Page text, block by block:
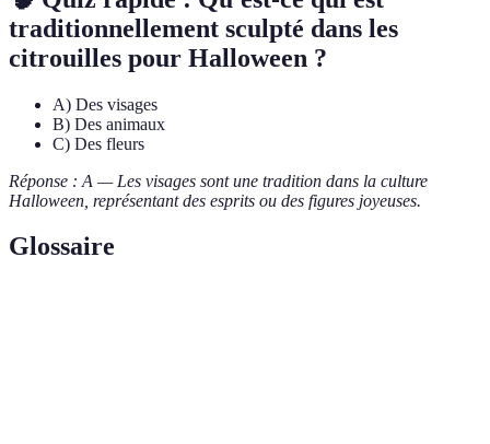
traditionnellement sculpté dans les
citrouilles pour Halloween ?
A) Des visages
B) Des animaux
C) Des fleurs
Réponse : A — Les visages sont une tradition dans la culture
Halloween, représentant des esprits ou des figures joyeuses.
Glossaire